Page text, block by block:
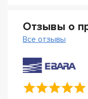
Отзывы о
Все отзывы